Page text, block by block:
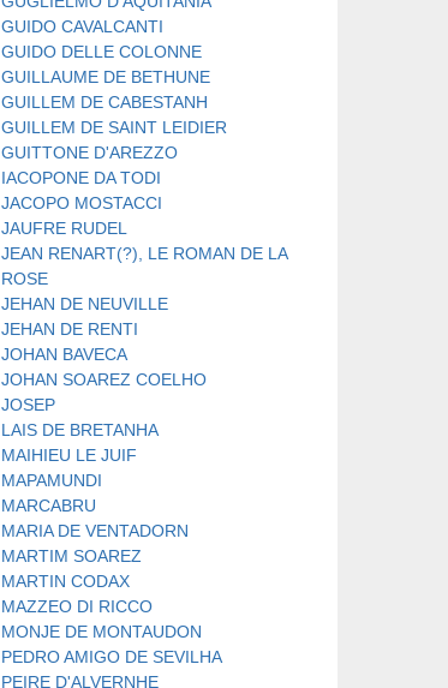
GUIDO CAVALCANTI
GUIDO DELLE COLONNE
GUILLAUME DE BETHUNE
GUILLEM DE CABESTANH
GUILLEM DE SAINT LEIDIER
GUITTONE D'AREZZO
IACOPONE DA TODI
JACOPO MOSTACCI
JAUFRE RUDEL
JEAN RENART(?), LE ROMAN DE LA
ROSE
JEHAN DE NEUVILLE
JEHAN DE RENTI
JOHAN BAVECA
JOHAN SOAREZ COELHO
JOSEP
LAIS DE BRETANHA
MAIHIEU LE JUIF
MAPAMUNDI
MARCABRU
MARIA DE VENTADORN
MARTIM SOAREZ
MARTIN CODAX
MAZZEO DI RICCO
MONJE DE MONTAUDON
PEDRO AMIGO DE SEVILHA
PEIRE D'ALVERNHE